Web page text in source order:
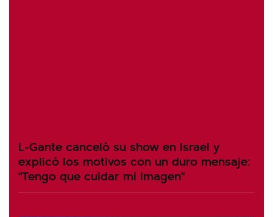
L-Gante canceló su show en Israel y
explicó los motivos con un duro mensaje:
"Tengo que cuidar mi imagen"